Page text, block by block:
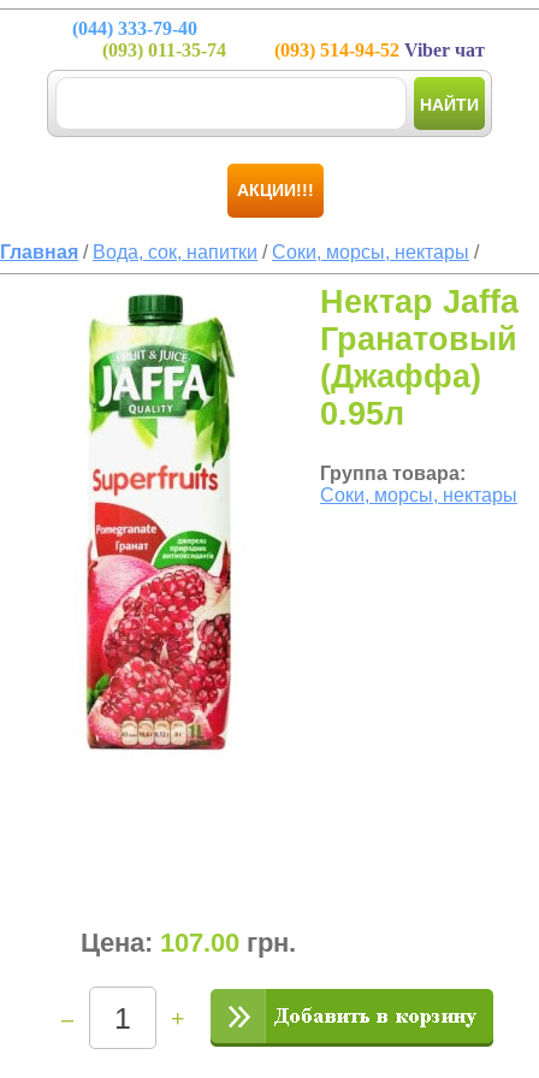
(044) 333-79-40
(093) 011-35-74 (093) 514-94-52 Viber чат
НАЙТИ
АКЦИИ!!!
Главная / Вода, сок, напитки /Соки, морсы, нектары /
Нектар Jaffa
Гранатовый
(Джаффа)
0.95л
Группа товара:
Соки, морсы, нектары
Цена: 107.00 грн.
– +